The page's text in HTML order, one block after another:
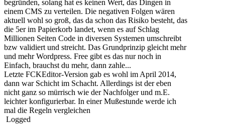
begründen, solang hat es keinen Wert, das Dingen in
einem CMS zu verteilen. Die negativen Folgen wären
aktuell wohl so groß, das da schon das Risiko besteht, das
die 5er im Papierkorb landet, wenn es auf Schlag
Millionen Seiten Code in diversen Systemen umschreibt
bzw validiert und streicht. Das Grundprinzip gleicht mehr
und mehr Wordpress. Free gibt es das nur noch in
Einfach, brauchst du mehr, dann zahle...
Letzte FCKEditor-Version gab es wohl im April 2014,
dann war Schicht im Schacht. Allerdings ist der eben
nicht ganz so mürrisch wie der Nachfolger und m.E.
leichter konfigurierbar. In einer Mußestunde werde ich
mal die Regeln vergleichen
Logged